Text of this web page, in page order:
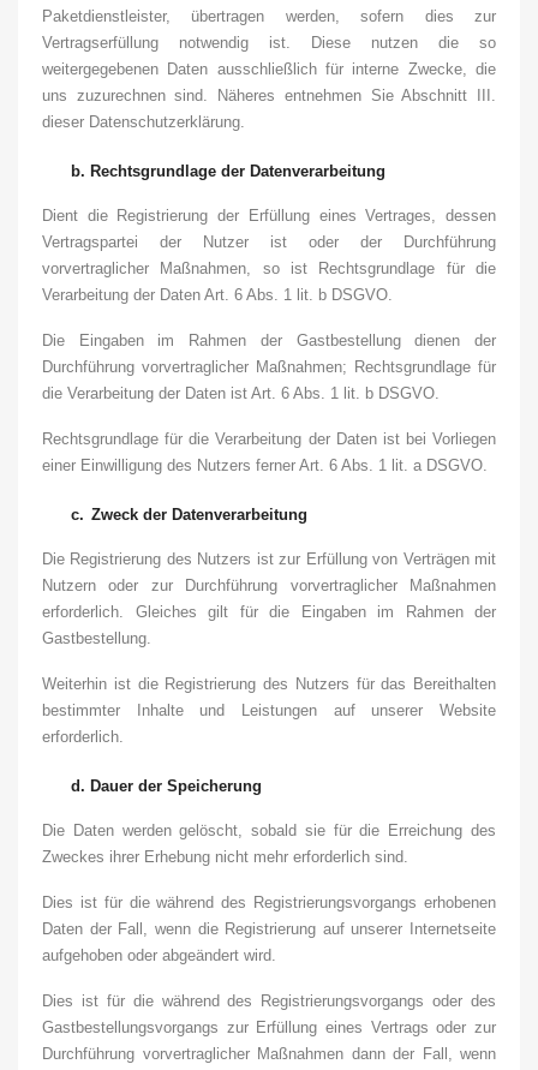
Paketdienstleister, übertragen werden, sofern dies zur
Vertragserfüllung notwendig ist. Diese nutzen die so
weitergegebenen Daten ausschließlich für interne Zwecke, die
uns zuzurechnen sind. Näheres entnehmen Sie Abschnitt III.
dieser Datenschutzerklärung.
b. Rechtsgrundlage der Datenverarbeitung
Dient die Registrierung der Erfüllung eines Vertrages, dessen
Vertragspartei der Nutzer ist oder der Durchführung
vorvertraglicher Maßnahmen, so ist Rechtsgrundlage für die
Verarbeitung der Daten Art. 6 Abs. 1 lit. b DSGVO.
Die Eingaben im Rahmen der Gastbestellung dienen der
Durchführung vorvertraglicher Maßnahmen; Rechtsgrundlage für
die Verarbeitung der Daten ist Art. 6 Abs. 1 lit. b DSGVO.
Rechtsgrundlage für die Verarbeitung der Daten ist bei Vorliegen
einer Einwilligung des Nutzers ferner Art. 6 Abs. 1 lit. a DSGVO.
c. Zweck der Datenverarbeitung
Die Registrierung des Nutzers ist zur Erfüllung von Verträgen mit
Nutzern oder zur Durchführung vorvertraglicher Maßnahmen
erforderlich. Gleiches gilt für die Eingaben im Rahmen der
Gastbestellung.
Weiterhin ist die Registrierung des Nutzers für das Bereithalten
bestimmter Inhalte und Leistungen auf unserer Website
erforderlich.
d. Dauer der Speicherung
Die Daten werden gelöscht, sobald sie für die Erreichung des
Zweckes ihrer Erhebung nicht mehr erforderlich sind.
Dies ist für die während des Registrierungsvorgangs erhobenen
Daten der Fall, wenn die Registrierung auf unserer Internetseite
aufgehoben oder abgeändert wird.
Dies ist für die während des Registrierungsvorgangs oder des
Gastbestellungsvorgangs zur Erfüllung eines Vertrags oder zur
Durchführung vorvertraglicher Maßnahmen dann der Fall, wenn